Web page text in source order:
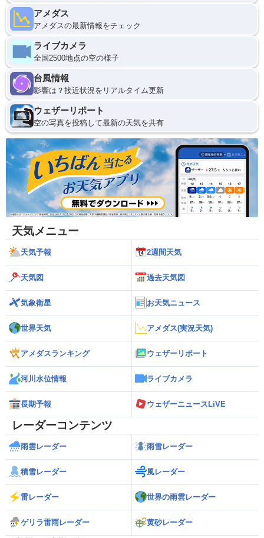
アメダス
アメダスの最新情報をチェック
ライブカメラ
全国2500地点の空の様子
台風情報
影響は？接近状況をリアルタイム更新
ウェザーリポート
空の写真を投稿して最新の天気を共有
天気メニュー
天気予報 2週間天気
天気図 過去天気図
気象衛星 お天気ニュース
世界天気 アメダス(実況天気)
アメダスランキング ウェザーリポート
河川水位情報 ライブカメラ
長期予報 ウェザーニュースLiVE
レーダーコンテンツ
雨雲レーダー 雨雪レーダー
積雪レーダー 風レーダー
雷レーダー 世界の雨雲レーダー
ゲリラ雷雨レーダー 黄砂レーダー